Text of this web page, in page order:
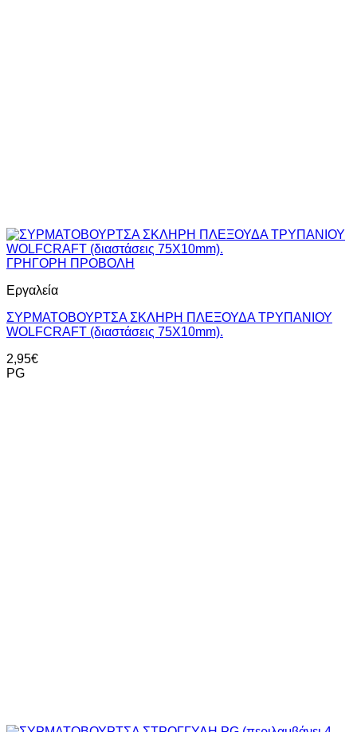
ΓΡΗΓΟΡΗ ΠΡΟΒΟΛΗ
Εργαλεία
ΣΥΡΜΑΤΟΒΟΥΡΤΣΑ ΣΚΛΗΡΗ ΠΛΕΞΟΥΔΑ ΤΡΥΠΑΝΙΟΥ
WOLFCRAFT (διαστάσεις 75Χ10mm).
2,95€
PG